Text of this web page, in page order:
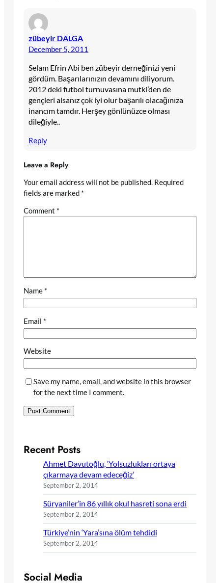
zübeyir DALGA
December 5, 2011
Selam Efrin Abi ben zübeyir derneğinizi yeni
gördüm. Başarılarınızın devamını diliyorum.
2012 deki futbol turnuvasına mutki’den de
gençleri alsanız çok iyi olur başarılı olacağınıza
inancım tamdır. Herşey gönlünüzce olması
dileğiyle..
Reply
Leave a Reply
Your email address will not be published. Required
fields are marked *
Comment *
Name *
Email *
Website
Save my name, email, and website in this browser
for the next time I comment.
Recent Posts
Ahmet Davutoğlu, ‘Yolsuzlukları ortaya
çıkarmaya devam edeceğiz’
September 2, 2014
Süryaniler’in 86 yıllık okul hasreti sona erdi
September 2, 2014
Türkiye’nin ‘Yara’sına ölüm tehdidi
September 2, 2014
Social Media